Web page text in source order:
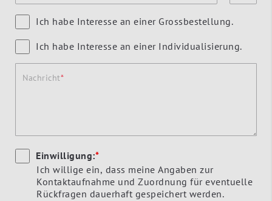
Ich habe Interesse an einer Grossbestellung.
Ich habe Interesse an einer Individualisierung.
Nachricht
Einwilligung:*
Ich willige ein, dass meine Angaben zur
Kontaktaufnahme und Zuordnung für eventuelle
Rückfragen dauerhaft gespeichert werden.